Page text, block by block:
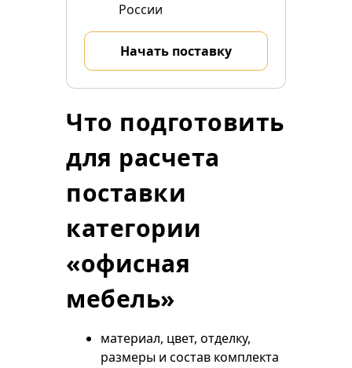
России
Начать поставку
Что подготовить
для расчета
поставки
категории
«офисная
мебель»
материал, цвет, отделку,
размеры и состав комплекта